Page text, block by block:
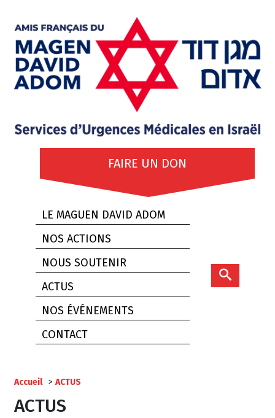
FAIRE UN DON
LE MAGUEN DAVID ADOM
NOS ACTIONS
NOUS SOUTENIR
ACTUS
NOS ÉVÉNEMENTS
CONTACT
Accueil > ACTUS
ACTUS